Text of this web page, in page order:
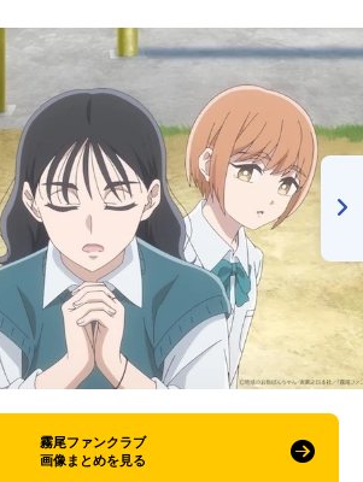
霧尾ファンクラブ
画像まとめを見る